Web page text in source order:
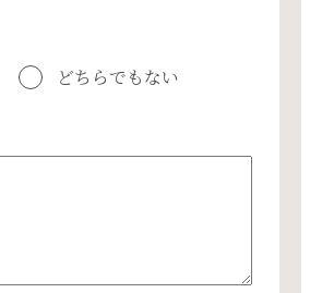
どちらでもない